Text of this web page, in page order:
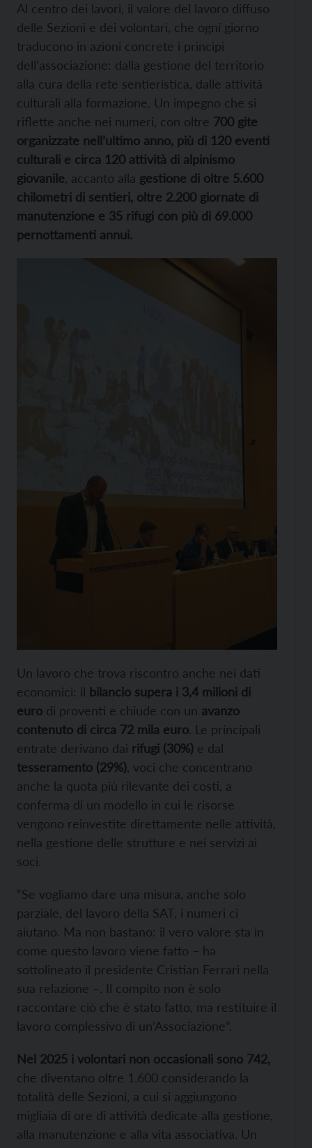
Al centro dei lavori, il valore del lavoro diffuso
delle Sezioni e dei volontari, che ogni giorno
traducono in azioni concrete i principi
dell’associazione: dalla gestione del territorio
alla cura della rete sentieristica, dalle attività
culturali alla formazione. Un impegno che si
riflette anche nei numeri, con oltre 700 gite
organizzate nell’ultimo anno, più di 120 eventi
culturali e circa 120 attività di alpinismo
giovanile , accanto alla gestione di oltre 5.600
chilometri di sentieri, oltre 2.200 giornate di
manutenzione e 35 rifugi con più di 69.000
pernottamenti annui.
Un lavoro che trova riscontro anche nei dati
economici: il bilancio supera i 3,4 milioni di
euro di proventi e chiude con un avanzo
contenuto di circa 72 mila euro. Le principali
entrate derivano dai rifugi (30%) e dal
tesseramento (29%) , voci che concentrano
anche la quota più rilevante dei costi, a
conferma di un modello in cui le risorse
vengono reinvestite direttamente nelle attività,
nella gestione delle strutture e nei servizi ai
soci.
“Se vogliamo dare una misura, anche solo
parziale, del lavoro della SAT, i numeri ci
aiutano. Ma non bastano: il vero valore sta in
come questo lavoro viene fatto – ha
sottolineato il presidente Cristian Ferrari nella
sua relazione –. Il compito non è solo
raccontare ciò che è stato fatto, ma restituire il
lavoro complessivo di un’Associazione”.
Nel 2025 i volontari non occasionali sono 742,
che diventano oltre 1.600 considerando la
totalità delle Sezioni, a cui si aggiungono
migliaia di ore di attività dedicate alla gestione,
alla manutenzione e alla vita associativa. Un